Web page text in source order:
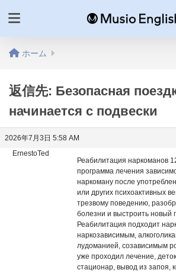
ホーム
返信先: Безопасная
начинается с подвески
2026年7月3日 5:58 AM
ErnestoTed
Реабилитация наркоманов
программа лечения
наркоману после
или других психоактивных
трезвому поведению,
болезни и выстроить новый
Реабилитация подходит
наркозависимым,
лудоманией, созависимым
уже проходил лечение,
стационар, вывод из запоя,